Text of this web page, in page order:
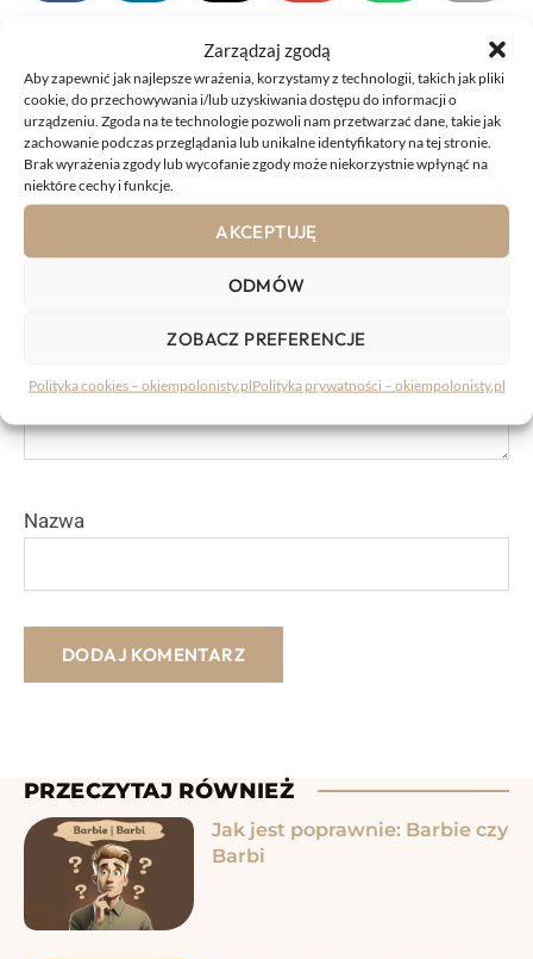
Zarządzaj zgodą
Aby zapewnić jak najlepsze wrażenia, korzystamy z technologii, takich jak pliki
cookie, do przechowywania i/lub uzyskiwania dostępu do informacji o
urządzeniu. Zgoda na te technologie pozwoli nam przetwarzać dane, takie jak
zachowanie podczas przeglądania lub unikalne identyfikatory na tej stronie.
Brak wyrażenia zgody lub wycofanie zgody może niekorzystnie wpłynąć na
niektóre cechy i funkcje.
AKCEPTUJĘ
ODMÓW
ZOBACZ PREFERENCJE
Polityka cookies – okiempolonisty.plPolityka prywatności – okiempolonisty.pl
KOMENTARZE:
Komentarz
Nazwa
PRZECZYTAJ RÓWNIEŻ
Jak jest poprawnie: Barbie czy
Barbi